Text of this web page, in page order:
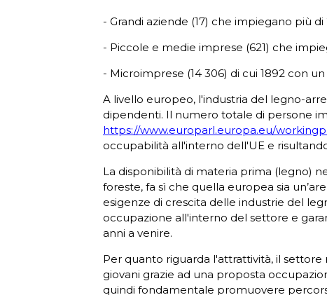
- Grandi aziende (17) che impiegano più
- Piccole e medie imprese (621) che
- Microimprese (14 306) di cui 1892 con
A livello europeo, l'industria del legno-
dipendenti. Il numero totale di persone
https://www.europarl.europa.eu/
occupabilità all'interno dell'UE e
La disponibilità di materia prima (legno)
foreste, fa sì che quella europea sia
esigenze di crescita delle industrie del
occupazione all'interno del settore e
anni a venire.
Per quanto riguarda l'attrattività, il
giovani grazie ad una proposta
quindi fondamentale promuovere